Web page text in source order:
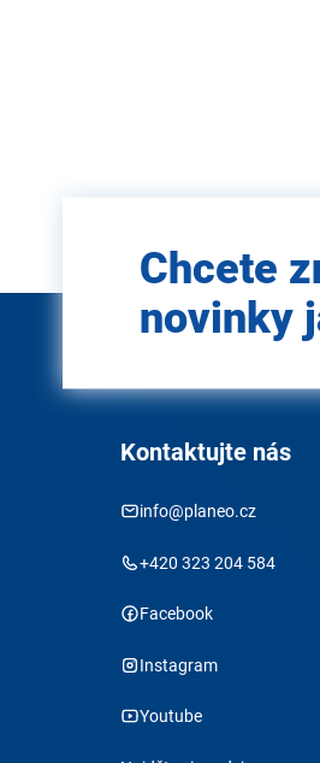
e-mail
Chcete
novinky
Kontaktujte nás
info@planeo.cz
+420 323 204 584
Facebook
Instagram
Youtube